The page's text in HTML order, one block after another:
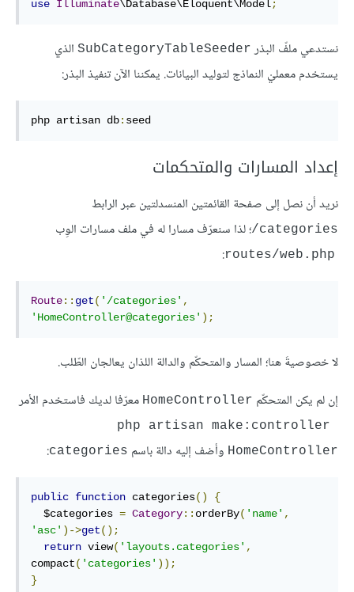
use Illuminate\Database\Eloquent\Model;
نستدعي ملفّ البذر SubCategoryTableSeeder الذي
يستخدم معمليْ النماذج لتوليد البيانات. يمكننا الآن تنفيذ البذر:
php artisan db: seed
إعداد المسارات والمتحكمات
نريد أن نصل إلى صفحة القائمتين المنسدلتين عبر الرابط
categories/ ؛ لذا سنعرّف مسارا له في ملف مسارات الوِب
routes/web.php
:
Route:: get( '/categories' ,
'HomeController@categories' );
لا خصوصيةَ هنا؛ المسار والمتحكّم والدالة اللذان يعالجان الطّلب.
إن لم يكن المتحكّم HomeController معرّفا لديك فاستخدم الأمر
php artisan make:controller
HomeController وأضف إليه دالة باسم categories
:
public function categories()
{
  $categories
= Category:: orderBy( 'name' ,
'asc' )->get();
return view( 'layouts.categories' ,
compact( 'categories' ));
}